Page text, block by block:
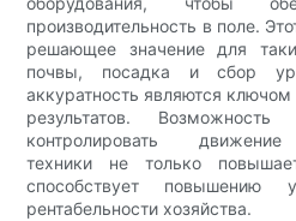
производительность в поле.
решающее значение для
почвы, посадка и сбор
аккуратность являются
результатов.
контролировать движение
техники не только
способствует повышению
рентабельности хозяйства.